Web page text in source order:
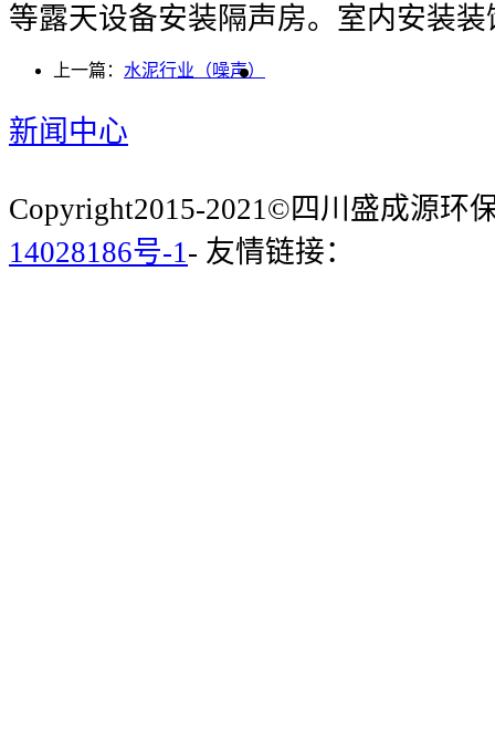
等露天设备安装隔声房。室内安装
上一篇： 水泥行业（噪声）
新闻中心
Copyright2015-2021©四川盛成源环
14028186号-1 - 友情链接：